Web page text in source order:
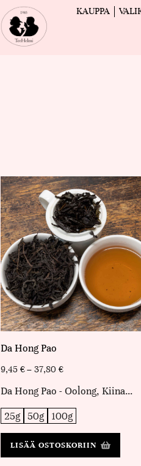
KAUPPA
25g 50g 100g
Da Hong Pao
9,45€ – 37,80€
Da Hong Pao - Oolong, Kiina…
LISÄÄ OSTOSKORIIN